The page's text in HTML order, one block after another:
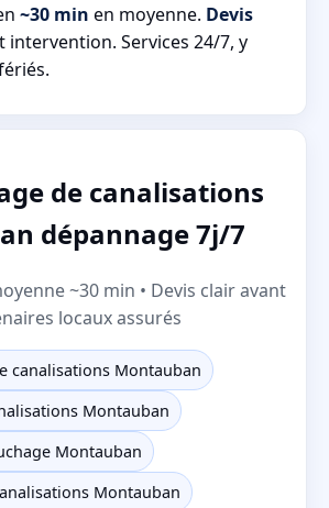
~30 min en moyenne. Devis
intervention. Services 24/7, y
de canalisations
dépannage 7j/7
~30 min • Devis clair avant
locaux assurés
canalisations Montauban
Montauban
Montauban
Montauban